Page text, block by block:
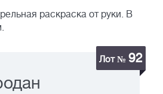
раскраска от руки. В
Лот № 92